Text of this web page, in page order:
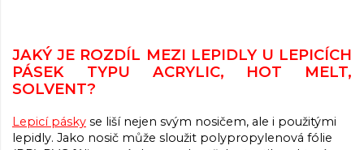
JAKÝ JE ROZDÍL MEZI LEPIDLY U LEPICÍCH
PÁSEK TYPU ACRYLIC, HOT MELT,
SOLVENT?
Lepicí pásky se liší nejen svým nosičem, ale i použitými
lepidly. Jako nosič může sloužit polypropylenová fólie